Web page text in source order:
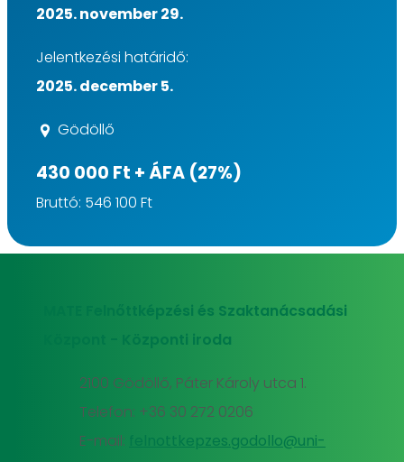
2025. november 29.
Jelentkezési határidő:
2025. december 5.
Gödöllő
430 000 Ft + ÁFA (27%)
Bruttó: 546 100 Ft
MATE Felnőttképzési és Szaktanácsadási
Központ - Központi iroda
2100 Gödöllő, Páter Károly utca 1.
Telefon: +36 30 272 0206
E-mail:
felnottkepzes.godollo@uni-